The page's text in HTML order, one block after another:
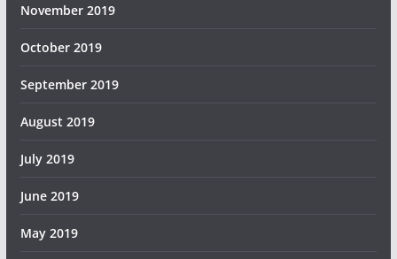
November 2019
October 2019
September 2019
August 2019
July 2019
June 2019
May 2019